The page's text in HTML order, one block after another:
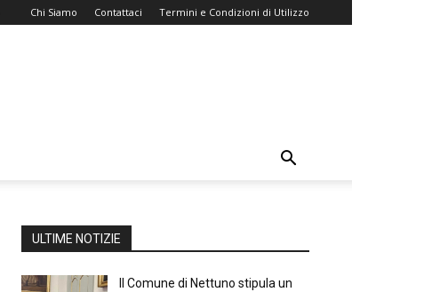
Chi Siamo Contattaci Termini e Condizioni di Utilizzo
ULTIME NOTIZIE
Il Comune di Nettuno stipula un